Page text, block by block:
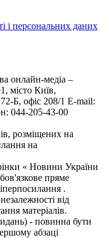
і персональних даних
онлайн-медіа –
місто Київ,
Б, офіс 208/1 E-mail:
044-205-43-00
розміщених на
на
« Новини України
пряме
.
від
матеріалів.
- повинна бути
абзаці